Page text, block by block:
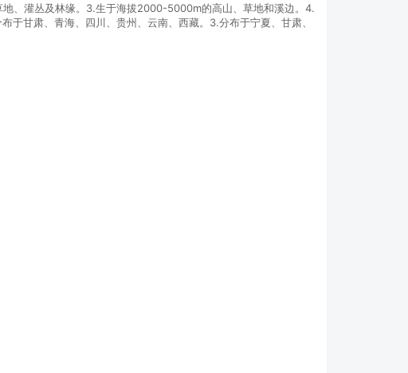
、灌丛及林缘。3.生于海拔2000-5000m的高山、草地和溪边。4.
甘肃、青海、四川、贵州、云南、西藏。3.分布于宁夏、甘肃、